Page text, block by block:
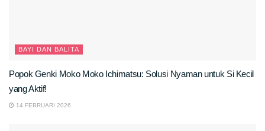
BAYI DAN BALITA
Popok Genki Moko Moko Ichimatsu: Solusi Nyaman untuk Si Kecil
yang Aktif!
14 FEBRUARI 2026